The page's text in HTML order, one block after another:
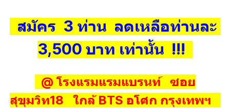
สมัคร 3 ท่าน ลดเหลือท่านละ
3,500 บาท เท่านั้น !!!
@ โรงแรมแรมแบรนท์ ซอย
สุขุมวิท18 ใกล้ BTS อโศก กรุงเทพฯ